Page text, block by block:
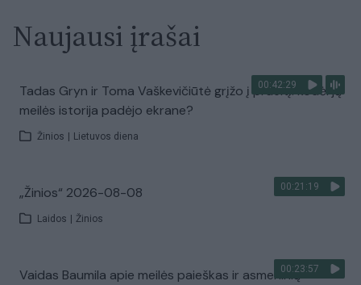
Naujausi įrašai
00:42:29
Tadas Gryn ir Toma Vaškevičiūtė grįžo į praeitį: kodėl jų
meilės istorija padėjo ekrane?
Žinios Lietuvos diena
00:21:19
„Žinios“ 2026-08-08
Laidos Žinios
00:23:57
Vaidas Baumila apie meilės paieškas ir asmeninių